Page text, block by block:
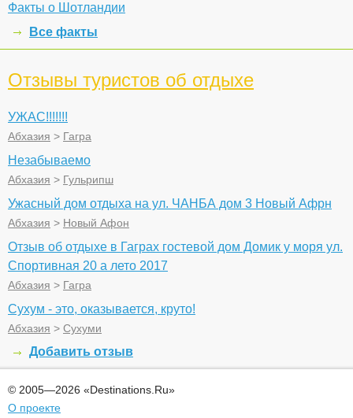
Факты о Шотландии
Все факты
Отзывы туристов об отдыхе
УЖАС!!!!!!!
Абхазия > Гагра
Незабываемо
Абхазия > Гульрипш
Ужасный дом отдыха на ул. ЧАНБА дом 3 Новый Афрн
Абхазия > Новый Афон
Отзыв об отдыхе в Гаграх гостевой дом Домик у моря ул.
Спортивная 20 а лето 2017
Абхазия > Гагра
Сухум - это, оказывается, круто!
Абхазия > Сухуми
Добавить отзыв
© 2005—2026 «Destinations.Ru»
О проекте